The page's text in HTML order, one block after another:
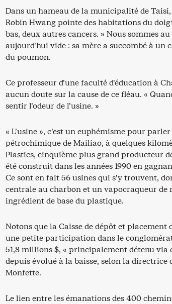
Dans un hameau de la municipalité de
Robin Hwang pointe des habitations du
bas, deux autres cancers. » Nous sommes
aujourd’hui vide : sa mère a succombé à un
du poumon.
Ce professeur d’une faculté d’éducation à
aucun doute sur la cause de ce fléau. «
sentir l’odeur de l’usine. »
« L’usine », c’est un euphémisme pour
pétrochimique de Mailiao, à quelques
Plastics, cinquième plus grand producteur
été construit dans les années 1990 en
Ce sont en fait 56 usines qui s’y trouvent,
centrale au charbon et un vapocraqueur de
ingrédient de base du plastique.
Notons que la Caisse de dépôt et placement
une petite participation dans le
51,8 millions $, « principalement détenu via
depuis évolué à la baisse, selon la directrice
Monfette.
Le lien entre les émanations des 400